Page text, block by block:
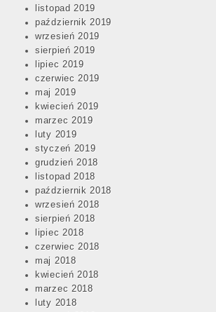
listopad 2019
październik 2019
wrzesień 2019
sierpień 2019
lipiec 2019
czerwiec 2019
maj 2019
kwiecień 2019
marzec 2019
luty 2019
styczeń 2019
grudzień 2018
listopad 2018
październik 2018
wrzesień 2018
sierpień 2018
lipiec 2018
czerwiec 2018
maj 2018
kwiecień 2018
marzec 2018
luty 2018